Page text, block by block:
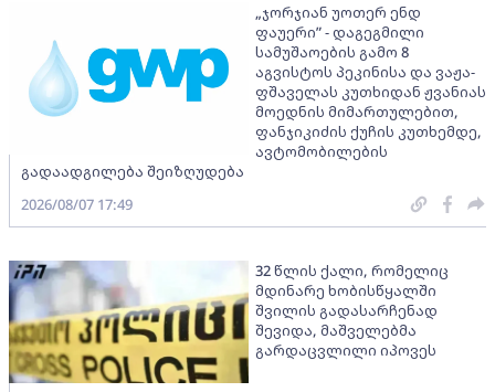
„ჯორჯიან უოთერ ენდ
ფაუერი” - დაგეგმილი
სამუშაოების გამო 8
აგვისტოს პეკინისა და ვაჟა-
ფშაველას კუთხიდან ჟვანიას
მოედნის მიმართულებით,
ფანჯიკიძის ქუჩის კუთხემდე,
ავტომობილების
გადაადგილება შეიზღუდება
2026/08/07 17:49
32 წლის ქალი, რომელიც
მდინარე ხობისწყალში
შვილის გადასარჩენად
შევიდა, მაშველებმა
გარდაცვლილი იპოვეს